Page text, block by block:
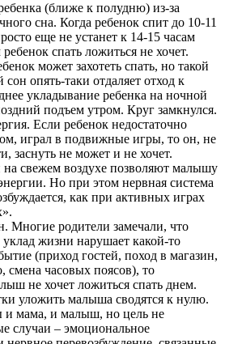
(ближе к полудню) из-за
сна. Когда ребенок спит до 10-11
еще не устанет к 14-15 часам
спать ложиться не хочет.
может захотеть спать, но такой
опять-таки отдаляет отход к
укладывание ребенка на ночной
подъем утром. Круг замкнулся.
Если ребенок недостаточно
играл в подвижные игры, то он, не
заснуть не может и не хочет.
свежем воздухе позволяют малышу
Но при этом нервная система
как при активных играх
Многие родители замечали, что
жизни нарушает какой-то
(приход гостей, поход в магазин,
смена часовых поясов), то
не хочет ложиться спать днем.
уложить малыша сводятся к нулю.
и мама, и малыш, но цель не
случаи – эмоциональное